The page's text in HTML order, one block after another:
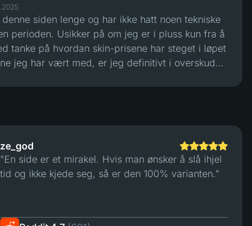
gambling og ikke enkle penger."
siden lenge og har ikke hatt noen tekniske
perioden. Usikker på om jeg er i pluss kun fra å
tanke på hvordan skin-prisene har steget i løpet
jeg har vært med, er jeg definitivt i overskudd
ze_god
"En side er et mirakel. Hvis man ønsker å slå ihjel
tid og ikke kjede seg, så er den 100% varianten."